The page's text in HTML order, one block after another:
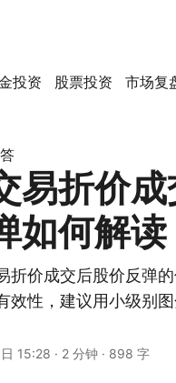
投资 股票投资 市场复
易折价
如何解读
折价成交后股价反弹
效性，建议用小级别
15:28 · 2 分钟 · 898 字